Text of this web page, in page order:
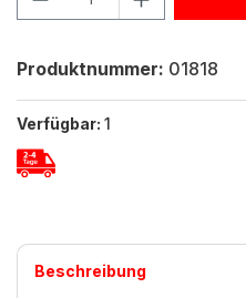
Produktnummer: 01818
Verfügbar: 1
Beschreibung